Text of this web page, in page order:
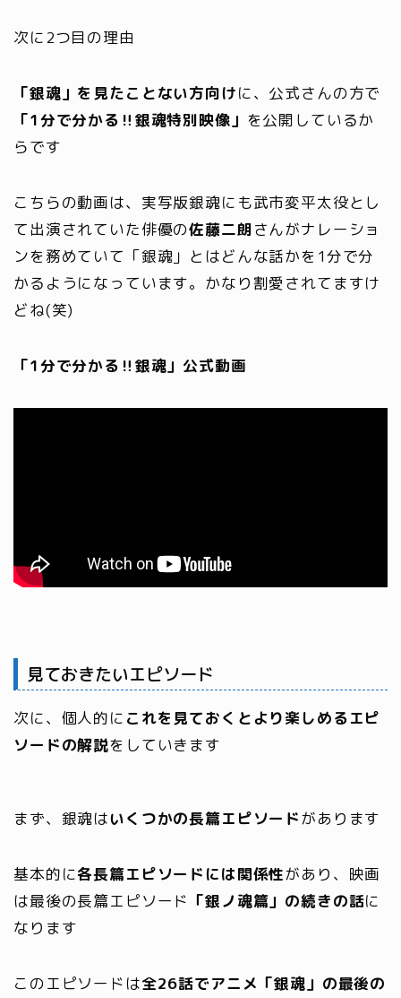
次に2つ目の理由
「銀魂」を見たことない方向けに、公式さんの方で
「1分で分かる‼銀魂特別映像」 を公開しているか
らです
こちらの動画は、実写版銀魂にも武市変平太役とし
て出演されていた俳優の佐藤二朗さんがナレーショ
ンを務めていて「銀魂」とはどんな話かを1分で分
かるようになっています。 かなり割愛されてますけ
どね(笑)
「1分で分かる‼銀魂」公式動画
見ておきたいエピソード
次に、個人的に これを見ておくとより楽しめるエピ
ソードの解説をしていきます
まず、銀魂はいくつかの長篇エピソードがあります
基本的に各長篇エピソードには関係性があり、映画
は最後の長篇エピソード 「銀ノ魂篇」の続きの話に
なります
このエピソードは全26話でアニメ「銀魂」の最後の